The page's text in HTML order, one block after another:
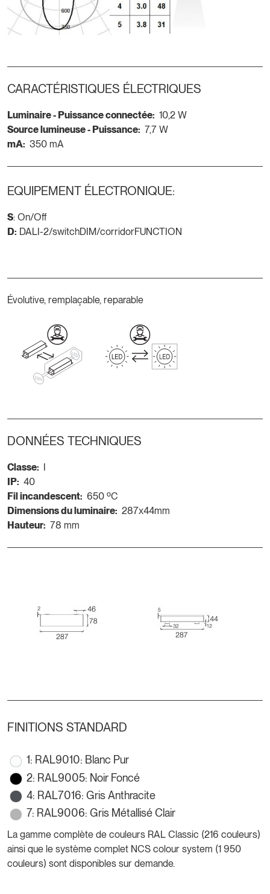
CARACTÉRISTIQUES ÉLECTRIQUES
Luminaire - Puissance connectée: 10,2 W
Source lumineuse - Puissance: 7,7 W
mA: 350 mA
EQUIPEMENT ÉLECTRONIQUE:
S: On/Off
D: DALI-2/switchDIM/corridorFUNCTION
Évolutive, remplaçable, reparable
DONNÉES TECHNIQUES
Classe:
IP: 40
Fil incandescent: 650 ºC
Dimensions du luminaire: 287x44mm
Hauteur: 78 mm
FINITIONS STANDARD
1: RAL9010: Blanc Pur
2: RAL9005: Noir Foncé
4: RAL7016: Gris Anthracite
7: RAL9006: Gris Métallisé Clair
La gamme complète de couleurs RAL Classic (216 couleurs)
ainsi que le système complet NCS colour system (1 950
couleurs) sont disponibles sur demande.